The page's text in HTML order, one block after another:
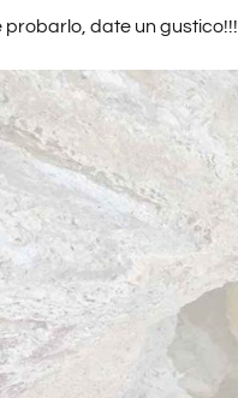
probarlo, date un gustico!!!